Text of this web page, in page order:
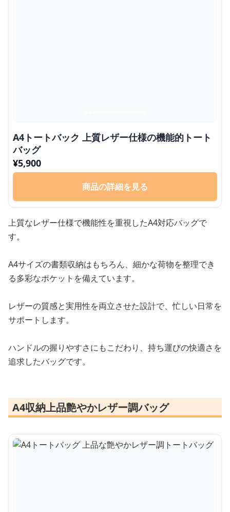
A4トートバック 上質レザー仕様の機能的トート
バッグ
¥5,900
商品の詳細を見る
上質なレザー仕様で機能性を重視したA4対応バッグで
す。
A4サイズの書類収納はもちろん、細かな荷物を整理でき
る多彩なポケットを備えています。
レザーの質感と実用性を両立させた設計で、忙しい日常を
サポートします。
ハンドルの握りやすさにもこだわり、持ち運びの快適さを
追求したバッグです。
A4収納上品艶やかレザー調バッグ